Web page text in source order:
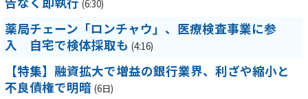
(6:30)
薬局チェーン「ロンチャウ」、医療検査事業に参
入 自宅で検体採取も (4:16)
【特集】融資拡大で増益の銀行業界、利ざや縮小と
不良債権で明暗 (6日)